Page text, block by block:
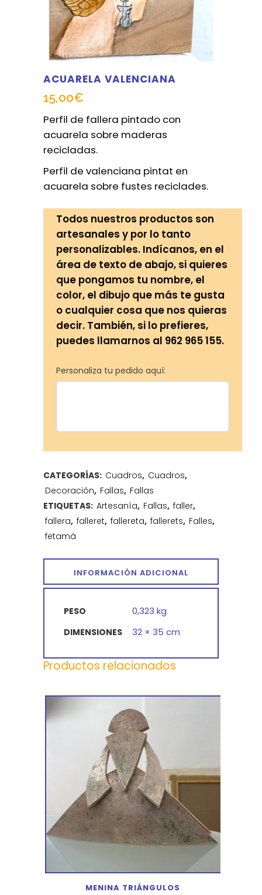
ACUARELA VALENCIANA
15,00€
Perfil de fallera pintado con
acuarela sobre maderas
recicladas.
Perfil de valenciana pintat en
acuarela sobre fustes reciclades.
Todos nuestros productos son
artesanales y por lo tanto
personalizables. Indícanos, en el
área de texto de abajo, si quieres
que pongamos tu nombre, el
color, el dibujo que más te gusta
o cualquier cosa que nos quieras
decir. También, si lo prefieres,
puedes llamarnos al 962 965 155.
Personaliza tu pedido aquí:
CATEGORÍAS: Cuadros, Cuadros,
Decoración, Fallas, Fallas
ETIQUETAS: Artesanía, Fallas, faller,
fallera, falleret, fallereta, fallerets, Falles,
fetamà
INFORMACIÓN ADICIONAL
PESO 0,323 kg
DIMENSIONES 32 × 35 cm
Productos relacionados
MENINA TRIÁNGULOS